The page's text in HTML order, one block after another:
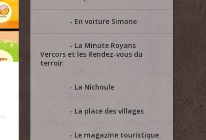
…
En voiture Simone
La Minute Royans
Vercors et les Rendez-vous du
terroir
La Nichoule
La place des villages
Le magazine touristique